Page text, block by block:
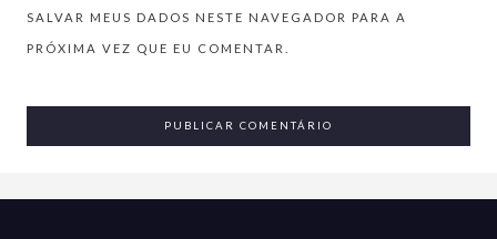
SALVAR MEUS DADOS NESTE NAVEGADOR PARA A
PRÓXIMA VEZ QUE EU COMENTAR.